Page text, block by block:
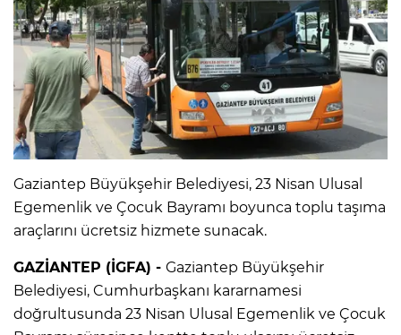
Gaziantep Büyükşehir Belediyesi, 23 Nisan Ulusal
Egemenlik ve Çocuk Bayramı boyunca toplu taşıma
araçlarını ücretsiz hizmete sunacak.
GAZİANTEP (İGFA) - Gaziantep Büyükşehir
Belediyesi, Cumhurbaşkanı kararnamesi
doğrultusunda 23 Nisan Ulusal Egemenlik ve Çocuk